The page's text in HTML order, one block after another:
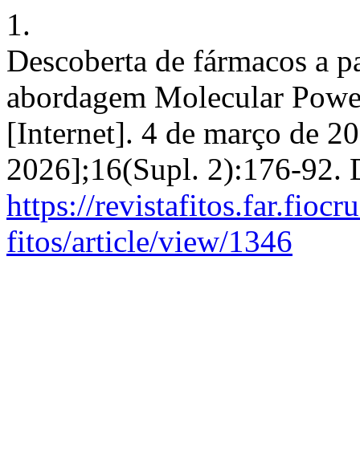
1.
Descoberta de fármacos a
abordagem Molecular
[Internet]. 4 de março de
2026];16(Supl. 2):176-92.
https://
fitos/article/view/1346